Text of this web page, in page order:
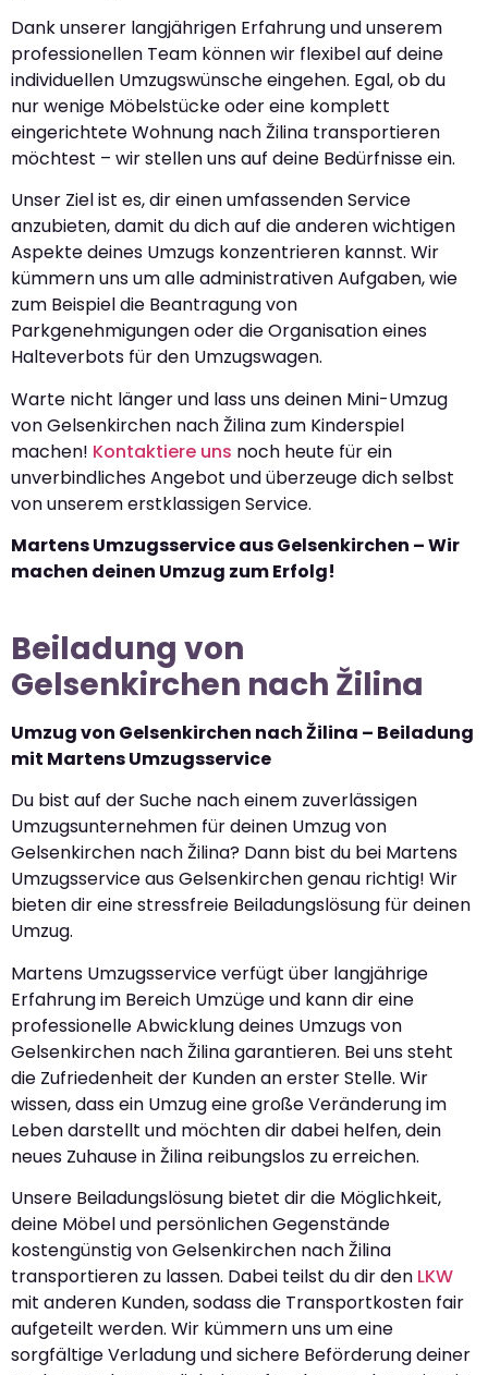
Dank unserer langjährigen Erfahrung und unserem
professionellen Team können wir flexibel auf deine
individuellen Umzugswünsche eingehen. Egal, ob du
nur wenige Möbelstücke oder eine komplett
eingerichtete Wohnung nach Žilina transportieren
möchtest – wir stellen uns auf deine Bedürfnisse ein.
Unser Ziel ist es, dir einen umfassenden Service
anzubieten, damit du dich auf die anderen wichtigen
Aspekte deines Umzugs konzentrieren kannst. Wir
kümmern uns um alle administrativen Aufgaben, wie
zum Beispiel die Beantragung von
Parkgenehmigungen oder die Organisation eines
Halteverbots für den Umzugswagen.
Warte nicht länger und lass uns deinen Mini-Umzug
von Gelsenkirchen nach Žilina zum Kinderspiel
machen! Kontaktiere uns noch heute für ein
unverbindliches Angebot und überzeuge dich selbst
von unserem erstklassigen Service.
Martens Umzugsservice aus Gelsenkirchen – Wir
machen deinen Umzug zum Erfolg!
Beiladung von
Gelsenkirchen nach Žilina
Umzug von Gelsenkirchen nach Žilina – Beiladung
mit Martens Umzugsservice
Du bist auf der Suche nach einem zuverlässigen
Umzugsunternehmen für deinen Umzug von
Gelsenkirchen nach Žilina? Dann bist du bei Martens
Umzugsservice aus Gelsenkirchen genau richtig! Wir
bieten dir eine stressfreie Beiladungslösung für deinen
Umzug.
Martens Umzugsservice verfügt über langjährige
Erfahrung im Bereich Umzüge und kann dir eine
professionelle Abwicklung deines Umzugs von
Gelsenkirchen nach Žilina garantieren. Bei uns steht
die Zufriedenheit der Kunden an erster Stelle. Wir
wissen, dass ein Umzug eine große Veränderung im
Leben darstellt und möchten dir dabei helfen, dein
neues Zuhause in Žilina reibungslos zu erreichen.
Unsere Beiladungslösung bietet dir die Möglichkeit,
deine Möbel und persönlichen Gegenstände
kostengünstig von Gelsenkirchen nach Žilina
transportieren zu lassen. Dabei teilst du dir den LKW
mit anderen Kunden, sodass die Transportkosten fair
aufgeteilt werden. Wir kümmern uns um eine
sorgfältige Verladung und sichere Beförderung deiner